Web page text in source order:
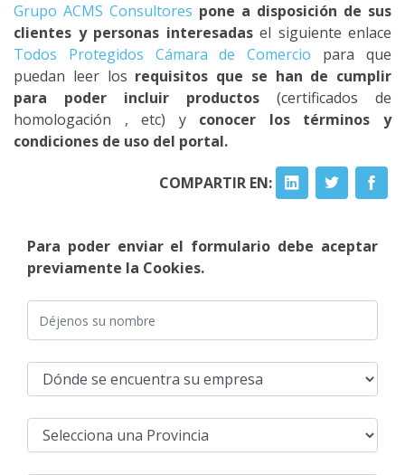
Grupo ACMS Consultores pone a disposición de sus
clientes y personas interesadasel siguiente enlace
Todos Protegidos Cámara de Comercio para que
puedan leer los requisitos que se han de cumplir
para poder incluir productos (certificados de
homologación , etc) y conocer los términos y
condiciones de uso del portal.
COMPARTIR EN:
Para poder enviar el formulario debe aceptar
previamente la Cookies.